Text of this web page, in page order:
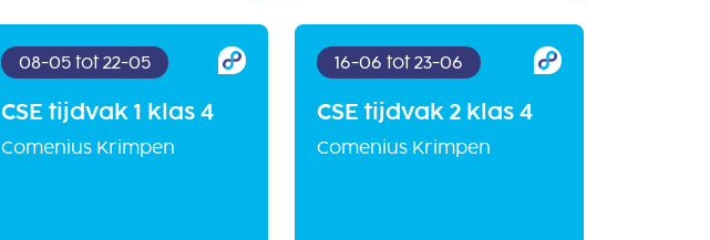
CSE tijdvak 1 klas 4
08-05 tot 22-05
Comenius Krimpen
CSE tijdvak 2 klas 4
16-06 tot 23-06
Comenius Krimpen